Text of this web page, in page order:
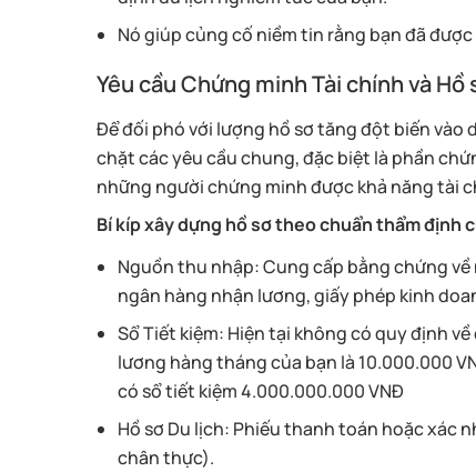
Nó giúp củng cố niềm tin rằng bạn đã
Yêu cầu Chứng minh Tài chính và
Để đối phó với lượng hồ sơ tăng đột biến vào
chặt các yêu cầu chung, đặc biệt là phần
những người chứng minh được khả năng tài
Bí kíp xây dựng hồ sơ theo chuẩn thẩm định
Nguồn thu nhập: Cung cấp bằng chứng
ngân hàng nhận lương, giấy phép kinh
Sổ Tiết kiệm: Hiện tại không có quy định
lương hàng tháng của bạn là 10.000.000
có sổ tiết kiệm 4.000.000.000 VNĐ
Hồ sơ Du lịch: Phiếu thanh toán hoặc xác
chân thực).